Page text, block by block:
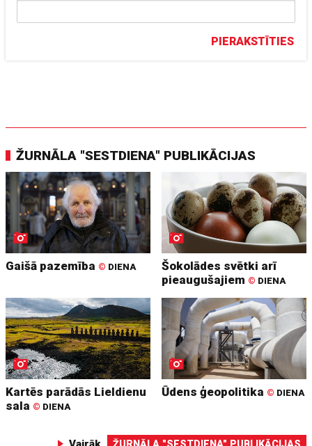
PIERAKSTĪTIES
ŽURNĀLA "SESTDIENA" PUBLIKĀCIJAS
Gaišā pazemība © DIENA
Šokolādes svētki arī
pieaugušajiem © DIENA
Kartēs parādās Lieldienu
sala © DIENA
Ūdens ģeopolitika © DIENA